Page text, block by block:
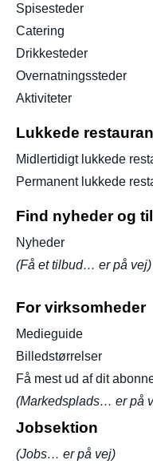
Spisesteder
Catering
Drikkesteder
Overnatningssteder
Aktiviteter
Lukkede
Midlertidigt lukkede
Permanent lukkede
Find nyheder og
Nyheder
(Få et tilbud… er på vej)
For virksomheder
Medieguide
Billedstørrelser
Få mest ud af dit
(Markedsplads… er på
Jobsektion
(Jobs… er på vej)